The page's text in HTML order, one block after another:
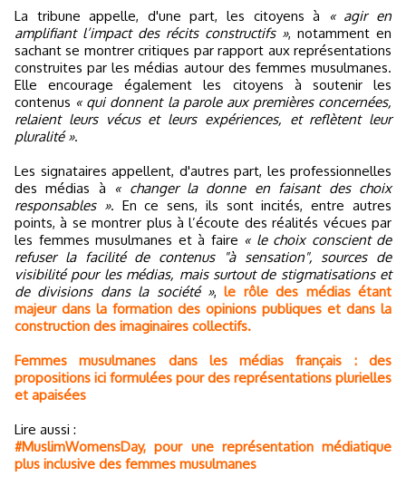
La tribune appelle, d'une part, les citoyens à
« agir en
amplifiant l’impact des récits constructifs », notamment en
sachant se montrer critiques par rapport aux représentations
construites par les médias autour des femmes musulmanes.
Elle encourage également les citoyens à soutenir les
contenus « qui donnent la parole aux premières concernées,
relaient leurs vécus et leurs expériences, et reflètent leur
pluralité ».
Les signataires appellent, d'autres part, les professionnelles
des médias à « changer la donne en faisant des choix
responsables ». En ce sens, ils sont incités, entre autres
points, à se montrer plus à l’écoute des réalités vécues par
les femmes musulmanes et à faire « le choix conscient de
refuser la facilité de contenus "à sensation", sources de
visibilité pour les médias, mais surtout de stigmatisations et
de divisions dans la société »,le rôle des médias étant
majeur dans la formation des opinions publiques et dans la
construction des imaginaires collectifs.
Femmes musulmanes dans les médias français : des
propositions ici formulées pour des représentations plurielles
et apaisées
Lire aussi :
#MuslimWomensDay, pour une représentation médiatique
plus inclusive des femmes musulmanes